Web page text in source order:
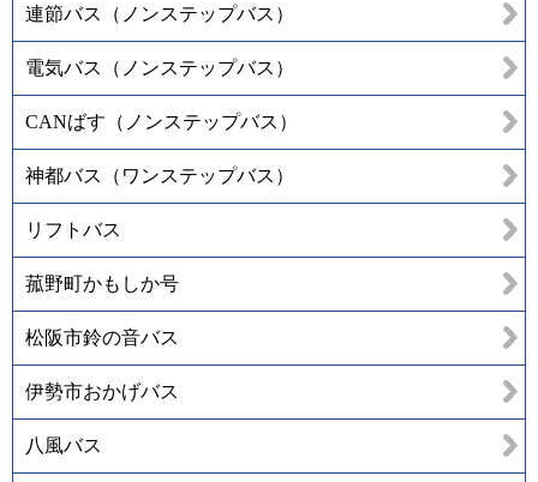
連節バス（ノンステップバス）
電気バス（ノンステップバス）
CANばす（ノンステップバス）
神都バス（ワンステップバス）
リフトバス
菰野町かもしか号
松阪市鈴の音バス
伊勢市おかげバス
八風バス